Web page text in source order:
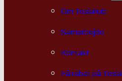
Om Teslahub
Samarbejde
Kontakt
Få rabat på Tesla